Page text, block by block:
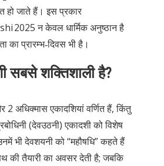
हो जाते हैं। इस प्रकार
2025 न केवल धार्मिक अनुष्ठान है
का प्रारम्भ‑दिवस भी है।
सबसे शक्तिशाली है?
अधिक्मास एकादशियां वर्णित हैं, किंतु
(देवउठनी) एकादशी को विशेष
भी देवशयनी को “महौषधि” कहते हैं
की तैयारी का अवसर देती है; जबकि